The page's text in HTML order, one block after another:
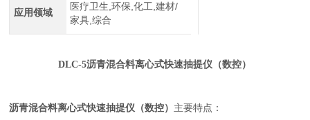
应用领域
医疗卫生,环保,化工,建材/
家具,综合
DLC-5沥青混合料离心式快速抽提仪 （数控）
沥青混合料离心式快速抽提仪（数控） 主要特点：